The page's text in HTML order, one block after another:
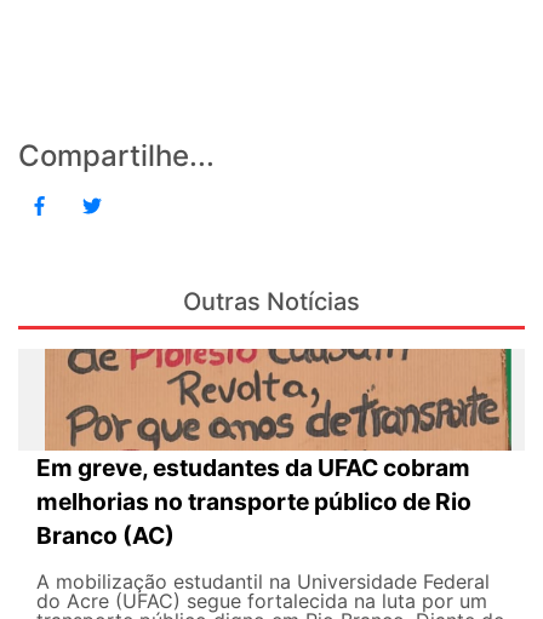
Compartilhe...
Outras Notícias
Em greve, estudantes da UFAC cobram
melhorias no transporte público de Rio
Branco (AC)
A mobilização estudantil na Universidade Federal
do Acre (UFAC) segue fortalecida na luta por um